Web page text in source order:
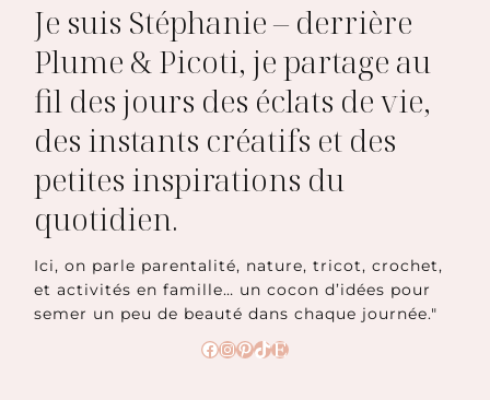
Je suis Stéphanie – derrière
Plume & Picoti, je partage au
fil des jours des éclats de vie,
des instants créatifs et des
petites inspirations du
quotidien.
Ici, on parle parentalité, nature, tricot, crochet,
et activités en famille… un cocon d’idées pour
semer un peu de beauté dans chaque journée."
Facebook
Instagram
Pinterest
TikTok
Etsy